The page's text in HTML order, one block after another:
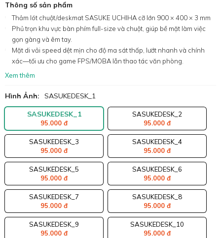
Thông số sản phẩm
Thảm lót chuột/deskmat SASUKE UCHIHA cỡ lớn 900 × 400 × 3 mm
Phủ trọn khu vực bàn phím full-size và chuột, giúp bề mặt làm việc
gọn gàng và êm tay.
Mặt di vải speed dệt mịn cho độ ma sát thấp, lướt nhanh và chính
xác—tối ưu cho game FPS/MOBA lẫn thao tác văn phòng.
Xem thêm
Hình Ảnh: SASUKEDESK_1
SASUKEDESK_1
95.000 đ
SASUKEDESK_2
95.000 đ
SASUKEDESK_3
95.000 đ
SASUKEDESK_4
95.000 đ
SASUKEDESK_5
95.000 đ
SASUKEDESK_6
95.000 đ
SASUKEDESK_7
95.000 đ
SASUKEDESK_8
95.000 đ
SASUKEDESK_9
95.000 đ
SASUKEDESK_10
95.000 đ